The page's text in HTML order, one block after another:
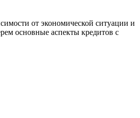
от экономической ситуации и
основные аспекты кредитов с